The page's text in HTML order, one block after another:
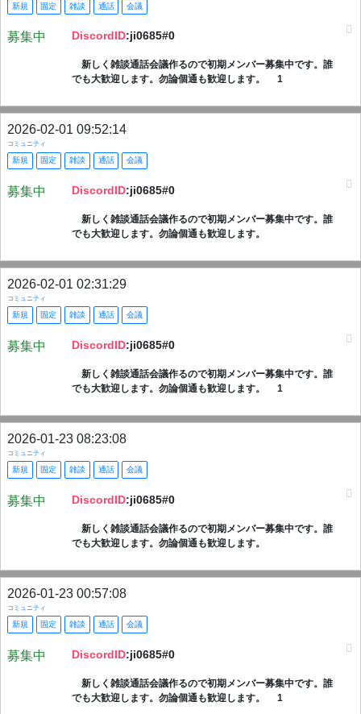
新規 固定 雑談 通話 会議
募集中 DiscordID:ji0685#0
新しく雑談通話会議作るので初期メンバー募集中です。誰
でも大歓迎します。勿論個通も歓迎します。 1
2026-02-01 09:52:14
コミュニティ
新規 固定 雑談 通話 会議
募集中 DiscordID:ji0685#0
新しく雑談通話会議作るので初期メンバー募集中です。誰
でも大歓迎します。勿論個通も歓迎します。
2026-02-01 02:31:29
コミュニティ
新規 固定 雑談 通話 会議
募集中 DiscordID:ji0685#0
新しく雑談通話会議作るので初期メンバー募集中です。誰
でも大歓迎します。勿論個通も歓迎します。 1
2026-01-23 08:23:08
コミュニティ
新規 固定 雑談 通話 会議
募集中 DiscordID:ji0685#0
新しく雑談通話会議作るので初期メンバー募集中です。誰
でも大歓迎します。勿論個通も歓迎します。
2026-01-23 00:57:08
コミュニティ
新規 固定 雑談 通話 会議
募集中 DiscordID:ji0685#0
新しく雑談通話会議作るので初期メンバー募集中です。誰
でも大歓迎します。勿論個通も歓迎します。 1